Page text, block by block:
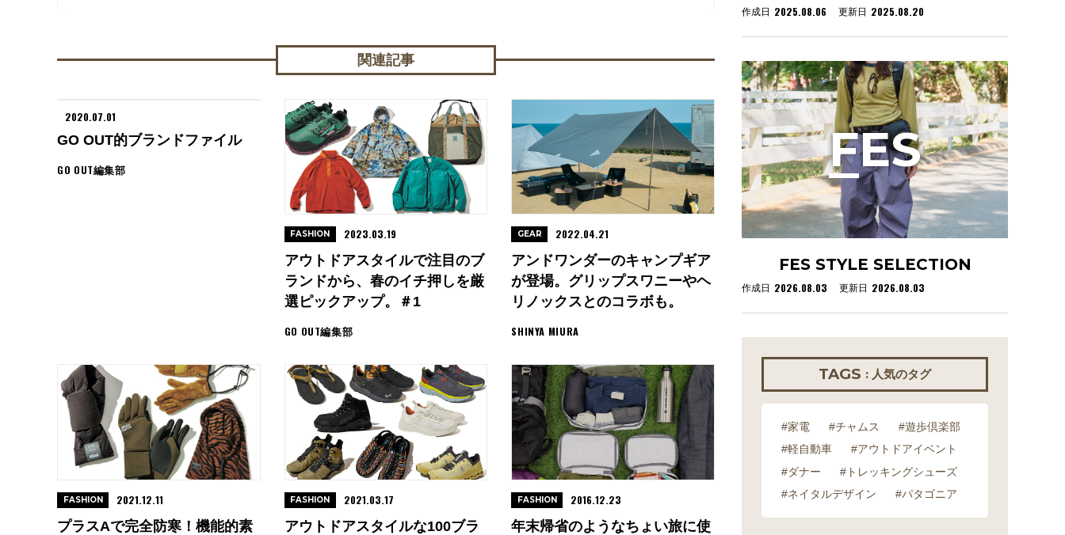
関連記事
GO OUT的ブランドファイル
GO OUT編集部
2020.07.01
アウトドアスタイルで注目のブ
ランドから、春のイチ押しを厳
選ピックアップ。＃1
GO OUT編集部
FASHION 2023.03.19
アンドワンダーのキャンプギア
が登場。グリップスワニーやヘ
リノックスとのコラボも。
SHINYA MIURA
GEAR 2022.04.21
プラスαで完全防寒！機能的素
FASHION 2021.12.11
アウトドアスタイルな100ブラ
FASHION 2021.03.17
年末帰省のようなちょい旅に使
FASHION 2016.12.23
作成日 2025.08.06 更新日 2025.08.20
FES STYLE SELECTION
作成日 2026.08.03 更新日 2026.08.03
FES
TAGS : 人気のタグ
#家電 #チャムス
#遊歩倶楽部
#軽自動車
#アウトドアイベント
#ダナー
#トレッキングシューズ
#ネイタルデザイン
#パタゴニア